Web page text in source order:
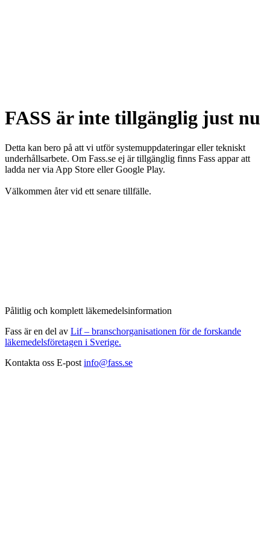
FASS är inte tillgänglig just nu
Detta kan bero på att vi utför systemuppdateringar eller tekniskt
underhållsarbete. Om Fass.se ej är tillgänglig finns Fass appar att
ladda ner via App Store eller Google Play.
Välkommen åter vid ett senare tillfälle.
Pålitlig och komplett läkemedelsinformation
Fass är en del av Lif – branschorganisationen för de forskande
läkemedelsföretagen i Sverige.
Kontakta oss E-post info@fass.se